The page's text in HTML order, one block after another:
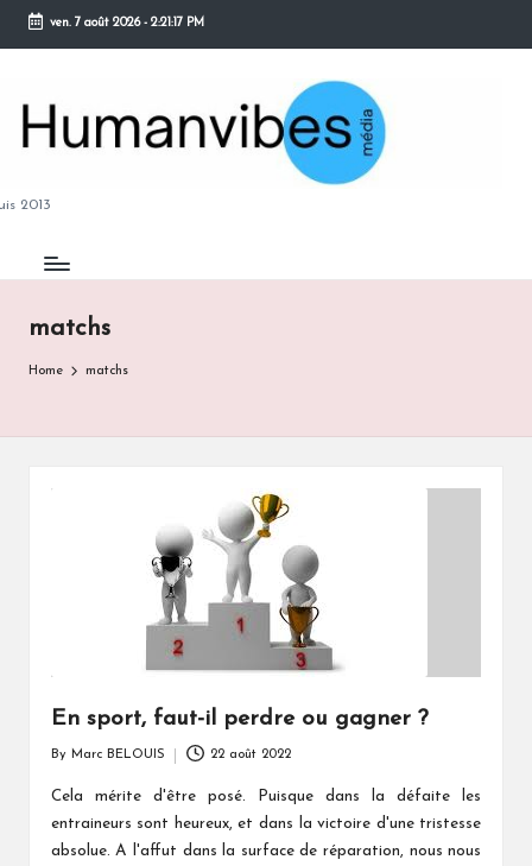
Skip
content
ven. 7 août 2026- 2:21:18 PM
2013
matchs
Home matchs
En sport, faut-il perdre ou gagner ?
by
By Marc BELOUIS 22 août 2022
Cela mérite d'être posé. Puisque dans la défaite les
entraineurs sont heureux, et dans la victoire d'une tristesse
absolue. A l'affut dans la surface de réparation, nous nous